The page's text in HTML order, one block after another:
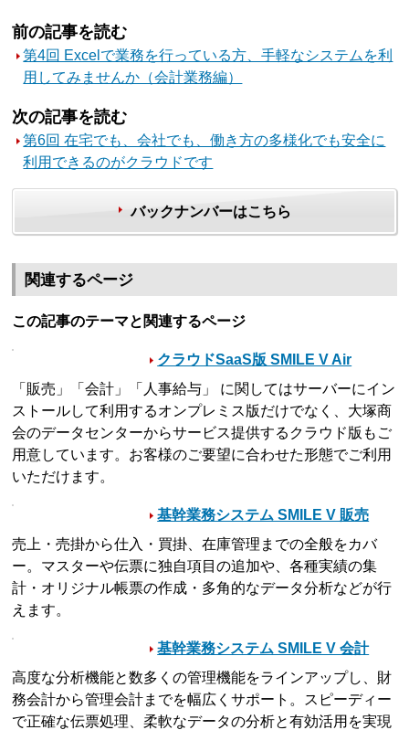
前の記事を読む
第4回 Excelで業務を行っている方、手軽なシステムを利
用してみませんか（会計業務編）
次の記事を読む
第6回 在宅でも、会社でも、働き方の多様化でも安全に
利用できるのがクラウドです
バックナンバーはこちら
関連するページ
この記事のテーマと関連するページ
クラウドSaaS版 SMILE V Air
「販売」「会計」「人事給与」 に関してはサーバーにイン
ストールして利用するオンプレミス版だけでなく、大塚商
会のデータセンターからサービス提供するクラウド版もご
用意しています。お客様のご要望に合わせた形態でご利用
いただけます。
基幹業務システム SMILE V 販売
売上・売掛から仕入・買掛、在庫管理までの全般をカバ
ー。マスターや伝票に独自項目の追加や、各種実績の集
計・オリジナル帳票の作成・多角的なデータ分析などが行
えます。
基幹業務システム SMILE V 会計
高度な分析機能と数多くの管理機能をラインアップし、財
務会計から管理会計までを幅広くサポート。スピーディー
で正確な伝票処理、柔軟なデータの分析と有効活用を実現